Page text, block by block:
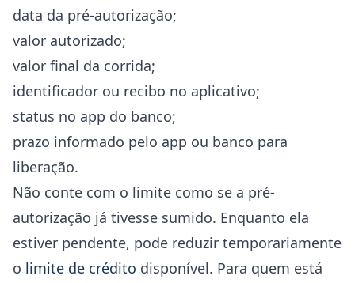
data da pré-autorização;
valor autorizado;
valor final da corrida;
identificador ou recibo no aplicativo;
status no app do banco;
prazo informado pelo app ou banco para
liberação.
Não conte com o limite como se a pré-
autorização já tivesse sumido. Enquanto ela
estiver pendente, pode reduzir temporariamente
o limite de crédito disponível. Para quem está